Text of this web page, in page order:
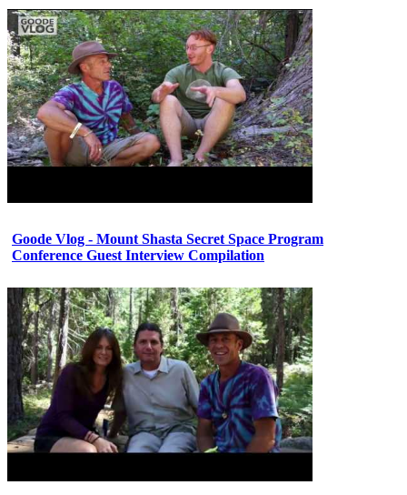
Goode Vlog - Mount Shasta Secret Space Program
Conference Guest Interview Compilation